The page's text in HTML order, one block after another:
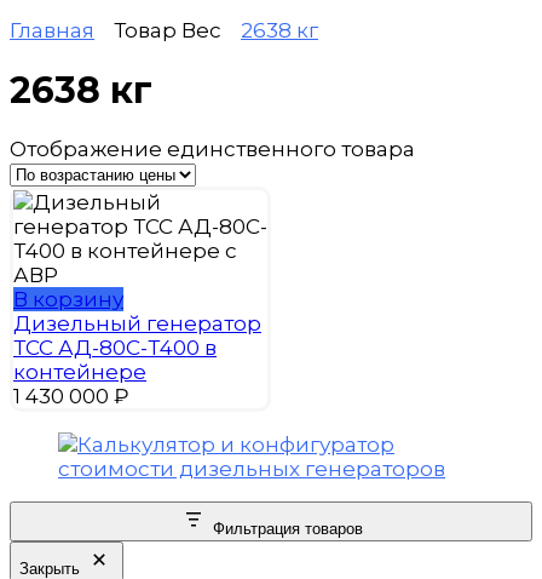
Главная
Товар Вес 2638 кг
2638 кг
Отображение единственного товара
В корзину
Дизельный генератор
ТСС АД-80С-Т400 в
контейнере
1 430 000 ₽
Фильтрация товаров
Закрыть